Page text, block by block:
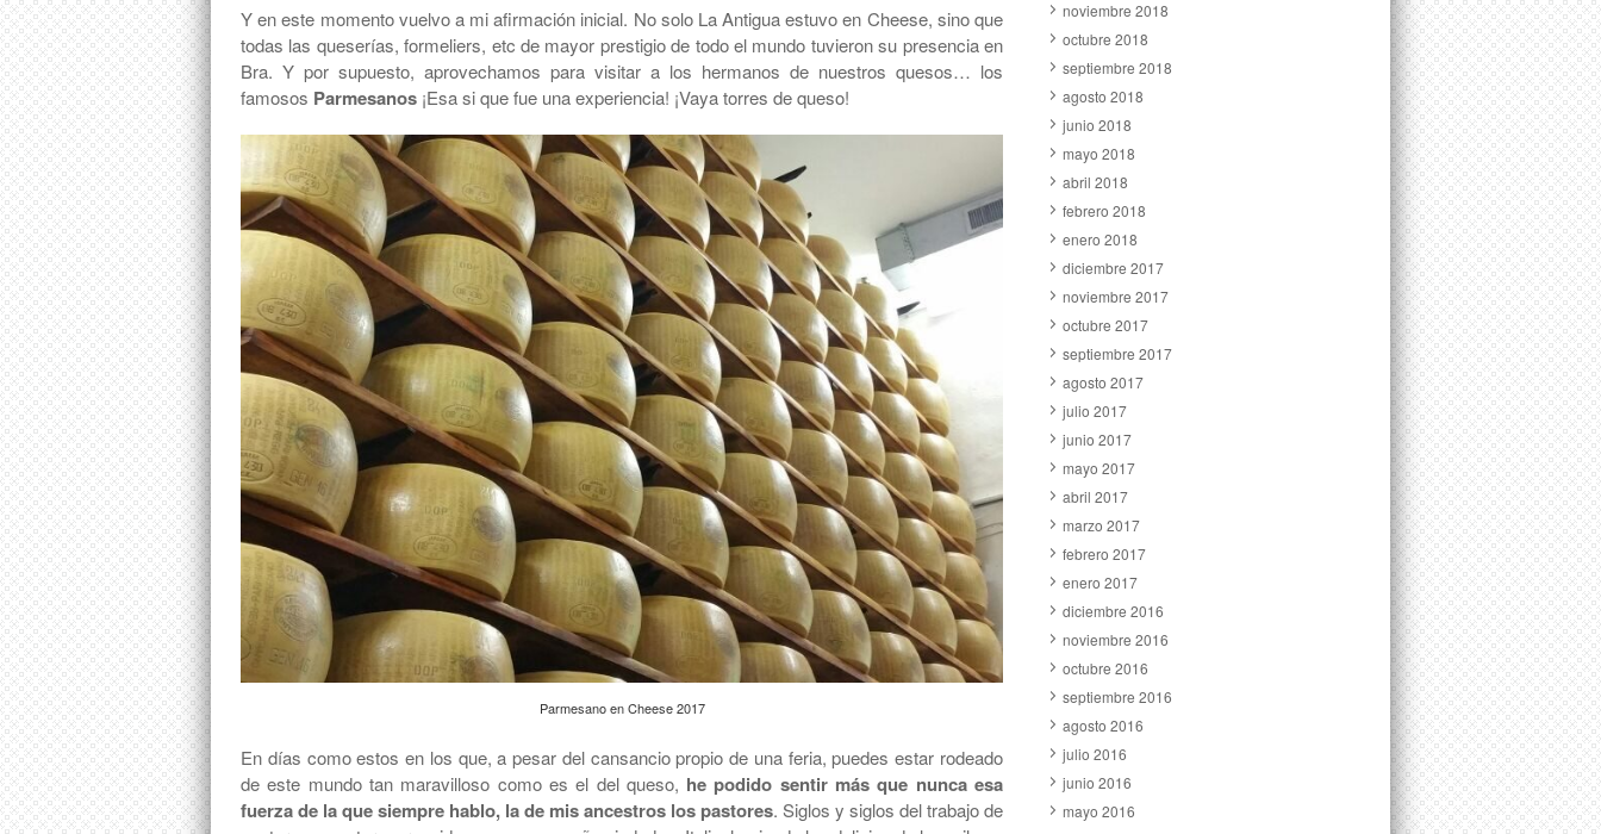
Y en este momento vuelvo a mi afirmación inicial. No solo La Antigua estuvo en Cheese, sino que
todas las queserías, formeliers, etc de mayor prestigio de todo el mundo tuvieron su presencia en
Bra. Y por supuesto, aprovechamos para visitar a los hermanos de nuestros quesos… los
famosos Parmesanos ¡Esa si que fue una experiencia! ¡Vaya torres de queso!
Parmesano en Cheese 2017
En días como estos en los que, a pesar del cansancio propio de una feria, puedes estar rodeado
de este mundo tan maravilloso como es el del queso, he podido sentir más que nunca esa
fuerza de la que siempre hablo, la de mis ancestros los pastores. Siglos y siglos del trabajo de
noviembre 2018
octubre 2018
septiembre 2018
agosto 2018
junio 2018
mayo 2018
abril 2018
febrero 2018
enero 2018
diciembre 2017
noviembre 2017
octubre 2017
septiembre 2017
agosto 2017
julio 2017
junio 2017
mayo 2017
abril 2017
marzo 2017
febrero 2017
enero 2017
diciembre 2016
noviembre 2016
octubre 2016
septiembre 2016
agosto 2016
julio 2016
junio 2016
mayo 2016